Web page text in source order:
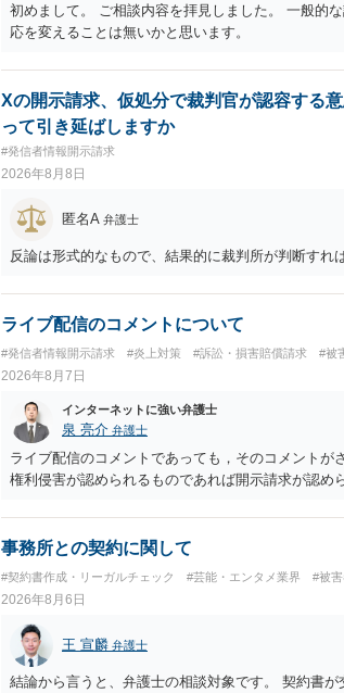
初めまして。 ご相談内容を拝見しました。 一般的
応を変えることは無いかと思います。
Xの開示請求、仮処分で裁判官が認容する
って引き延ばしますか
#発信者情報開示請求
2026年8月8日
匿名A 弁護士
反論は形式的なもので、結果的に裁判所が判断すれ
ライブ配信のコメントについて
#発信者情報開示請求 #炎上対策 #訴訟・損害賠償請求 #被
2026年8月7日
インターネットに強い弁護士
泉 亮介 弁護士
ライブ配信のコメントであっても，そのコメントが
権利侵害が認められるものであれば開示請求が認め
事務所との契約に関して
#契約書作成・リーガルチェック #芸能・エンタメ業界 #被害
2026年8月6日
王 宣麟 弁護士
結論から言うと、弁護士の相談対象です。 契約書